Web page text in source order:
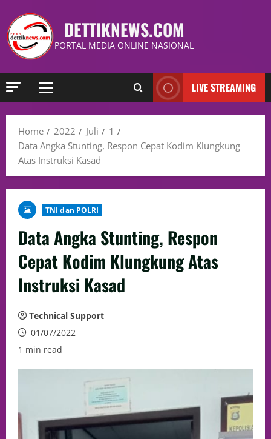
DETTIKNEWS.COM
PORTAL MEDIA ONLINE NASIONAL
LIVE STREAMING
Home 2022 Juli
1
Data Angka Stunting, Respon Cepat Kodim Klungkung
Atas Instruksi Kasad
TNI dan POLRI
Data Angka Stunting, Respon
Cepat Kodim Klungkung Atas
Instruksi Kasad
Technical Support
01/07/2022
1 min read